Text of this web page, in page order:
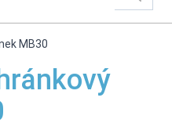
MB30